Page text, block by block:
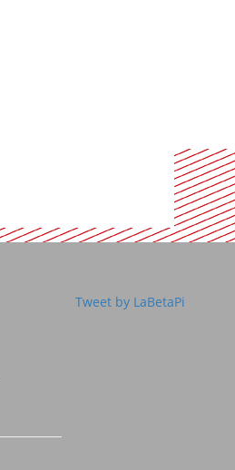
Tweet by LaBetaPi